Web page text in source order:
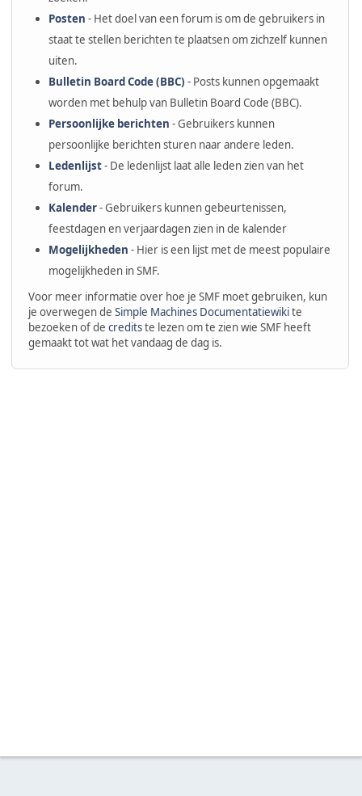
Posten - Het doel van een forum is om de gebruikers in
staat te stellen berichten te plaatsen om zichzelf kunnen
uiten.
Bulletin Board Code (BBC) - Posts kunnen opgemaakt
worden met behulp van Bulletin Board Code (BBC).
Persoonlijke berichten - Gebruikers kunnen
persoonlijke berichten sturen naar andere leden.
Ledenlijst- De ledenlijst laat alle leden zien van het
forum.
Kalender- Gebruikers kunnen gebeurtenissen,
feestdagen en verjaardagen zien in de kalender
Mogelijkheden - Hier is een lijst met de meest populaire
mogelijkheden in SMF.
Voor meer informatie over hoe je SMF moet gebruiken, kun
je overwegen de Simple Machines Documentatiewikite
bezoeken of de creditste lezen om te zien wie SMF heeft
gemaakt tot wat het vandaag de dag is.